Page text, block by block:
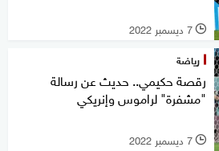
l 7 ديسمبر 2022
رياضة
رقصة حكيمي.. حديث عن رسالة
"مشفرة" لراموس وإنريكي
l 7 ديسمبر 2022